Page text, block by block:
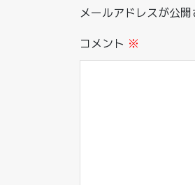
メールアドレスが公開
コメント ※